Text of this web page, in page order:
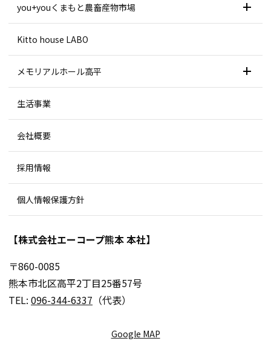
you+youくまもと農畜産物市場
Kitto house LABO
メモリアルホール高平
生活事業
会社概要
採用情報
個人情報保護方針
【株式会社エーコープ熊本 本社】
〒860-0085
熊本市北区高平2丁目25番57号
TEL: 096-344-6337 （代表）
Google MAP